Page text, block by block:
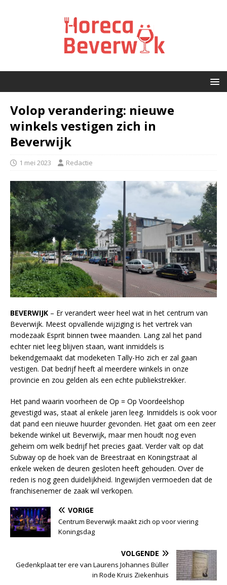
Volop verandering: nieuwe
winkels vestigen zich in
Beverwijk
1 mei 2023 Redactie
BEVERWIJK – Er verandert weer heel wat in het centrum van
Beverwijk. Meest opvallende wijziging is het vertrek van
modezaak Esprit binnen twee maanden. Lang zal het pand
echter niet leeg blijven staan, want inmiddels is
bekendgemaakt dat modeketen Tally-Ho zich er zal gaan
vestigen. Dat bedrijf heeft al meerdere winkels in onze
provincie en zou gelden als een echte publiekstrekker.
Het pand waarin voorheen de Op = Op Voordeelshop
gevestigd was, staat al enkele jaren leeg. Inmiddels is ook voor
dat pand een nieuwe huurder gevonden. Het gaat om een zeer
bekende winkel uit Beverwijk, maar men houdt nog even
geheim om welk bedrijf het precies gaat. Verder valt op dat
Subway op de hoek van de Breestraat en Koningstraat al
enkele weken de deuren gesloten heeft gehouden. Over de
reden is nog geen duidelijkheid. Ingewijden vermoeden dat de
franchisenemer de zaak wil verkopen.
VORIGE
Centrum Beverwijk maakt zich op voor viering
Koningsdag
VOLGENDE
Gedenkplaat ter ere van Laurens Johannes Büller
in Rode Kruis Ziekenhuis